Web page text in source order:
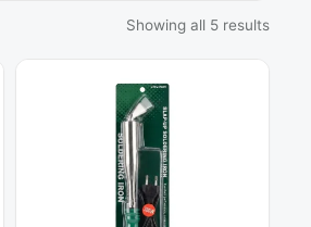
Showing all 5 results